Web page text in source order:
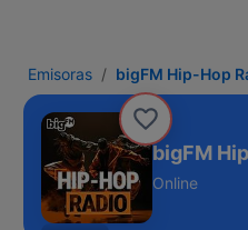
Emisoras bigFM Hip-Hop
bigFM
Online